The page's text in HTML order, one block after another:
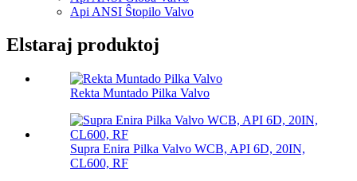
Api ANSI Ŝtopilo Valvo
Elstaraj produktoj
Rekta Muntado Pilka Valvo
Supra Enira Pilka Valvo WCB, API 6D, 20IN,
CL600, RF